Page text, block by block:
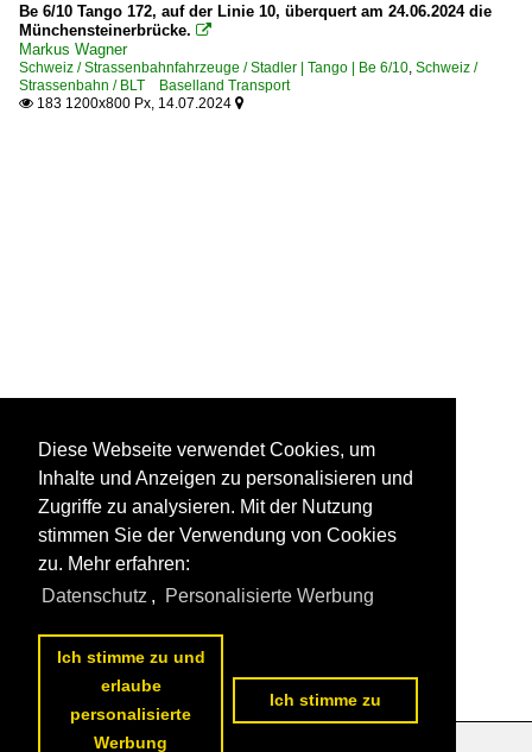
Be 6/10 Tango 172, auf der Linie 10, überquert am 24.06.2024 die
Münchensteinerbrücke. 
Markus Wagner
Schweiz / Strassenbahnfahrzeuge / Stadler | Tango | Be 6/10, Schweiz /
Strassenbahn / BLT Baselland Transport
 183 1200x800 Px, 14.07.2024 
Diese Webseite verwendet Cookies, um
Inhalte und Anzeigen zu personalisieren und
Zugriffe zu analysieren. Mit der Nutzung
stimmen Sie der Verwendung von Cookies
zu. Mehr erfahren:
Datenschutz , Personalisierte Werbung
Ich stimme zu und
erlaube
personalisierte
Werbung
Ich stimme zu